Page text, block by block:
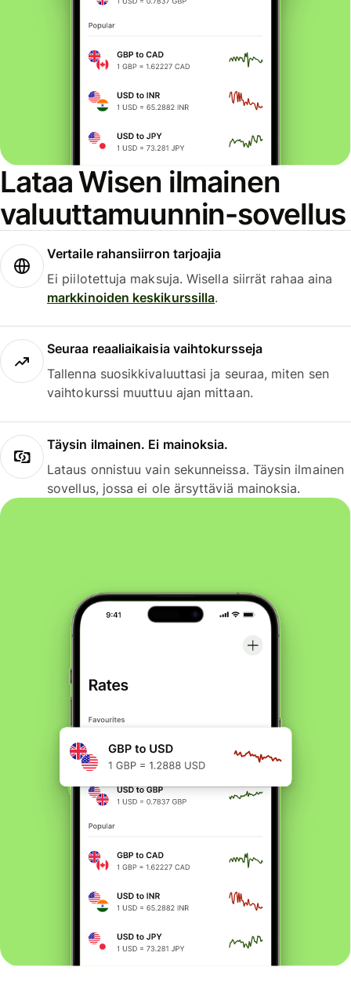
Lataa Wisen ilmainen
valuuttamuunnin-sovellus
Vertaile rahansiirron tarjoajia
Ei piilotettuja maksuja. Wisella siirrät rahaa aina
markkinoiden keskikurssilla.
Seuraa reaaliaikaisia vaihtokursseja
Tallenna suosikkivaluuttasi ja seuraa, miten sen
vaihtokurssi muuttuu ajan mittaan.
Täysin ilmainen. Ei mainoksia.
Lataus onnistuu vain sekunneissa. Täysin ilmainen
sovellus, jossa ei ole ärsyttäviä mainoksia.